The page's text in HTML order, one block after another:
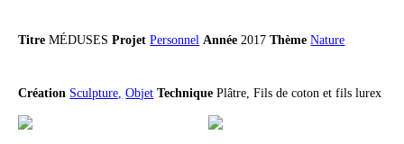
TitreMÉDUSES ProjetPersonnel Année 2017ThèmeNature
Création Sculpture, Objet TechniquePlâtre, Fils de coton et fils lurex